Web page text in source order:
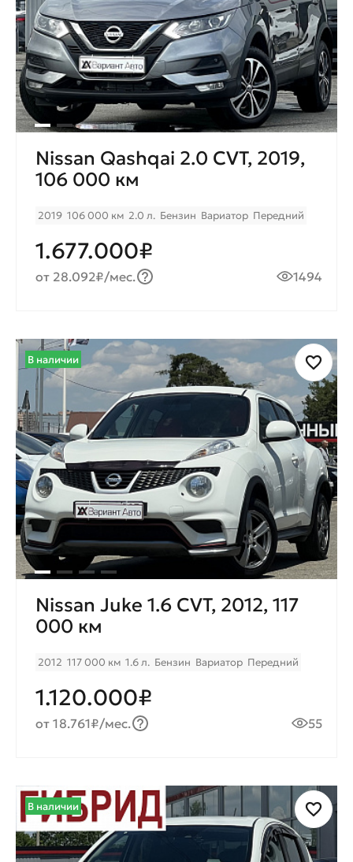
Nissan Qashqai 2.0 CVT, 2019,
106 000 км
2019 106 000 км 2.0 л. Бензин Вариатор Передний
1.677.000₽
от 28.092₽/мес. 1494
В наличии
Nissan Juke 1.6 CVT, 2012, 117
000 км
2012 117 000 км 1.6 л. Бензин Вариатор Передний
1.120.000₽
от 18.761₽/мес. 55
В наличии